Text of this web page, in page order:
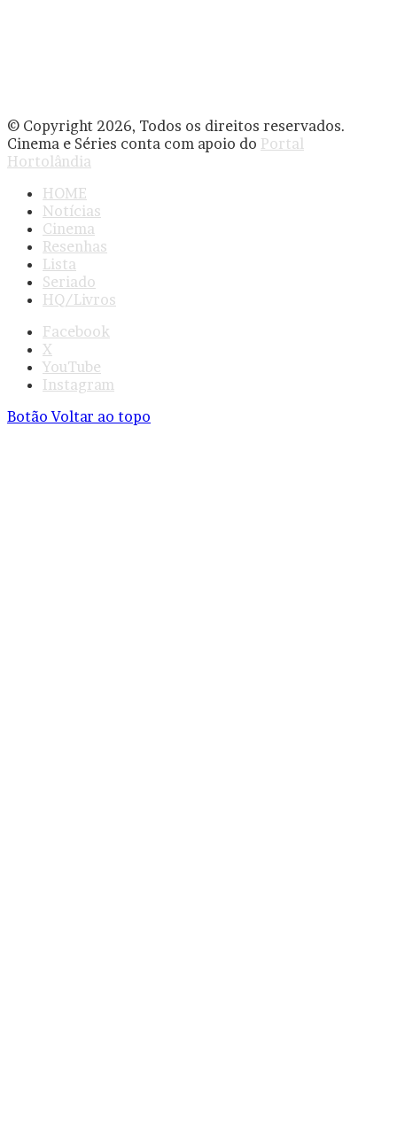
© Copyright 2026, Todos os direitos reservados.
Cinema e Séries conta com apoio do Portal
Hortolândia
HOME
Notícias
Cinema
Resenhas
Lista
Seriado
HQ/Livros
Facebook
X
YouTube
Instagram
Botão Voltar ao topo